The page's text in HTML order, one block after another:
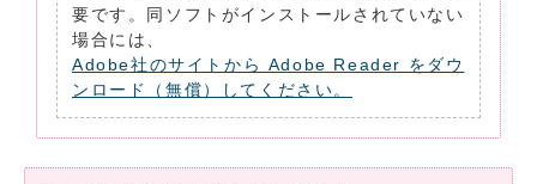
要です。同ソフトがインストールされていない
場合には、
Adobe社のサイトから Adobe Reader をダウ
ンロード（無償）してください。